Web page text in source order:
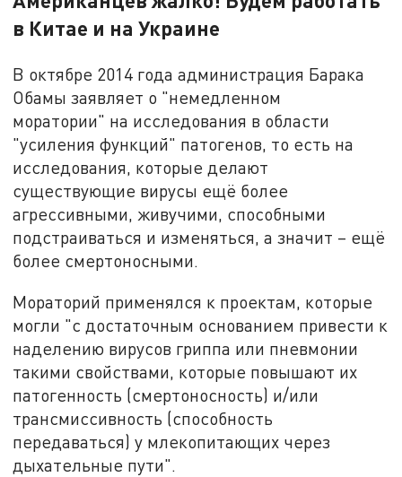
в Китае и на Украине
В октябре 2014 года администрация Барака
Обамы заявляет о "немедленном
моратории" на исследования в области
"усиления функций" патогенов, то есть на
исследования, которые делают
существующие вирусы ещё более
агрессивными, живучими, способными
подстраиваться и изменяться, а значит – ещё
более смертоносными.
Мораторий применялся к проектам, которые
могли "с достаточным основанием привести к
наделению вирусов гриппа или пневмонии
такими свойствами, которые повышают их
патогенность (смертоносность) и/или
трансмиссивность (способность
передаваться) у млекопитающих через
дыхательные пути".